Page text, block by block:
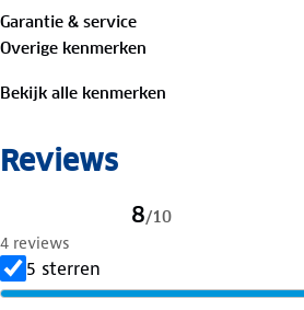
Garantie & service
Overige kenmerken
Bekijk alle kenmerken
Reviews
8/10
4 reviews
5 sterren